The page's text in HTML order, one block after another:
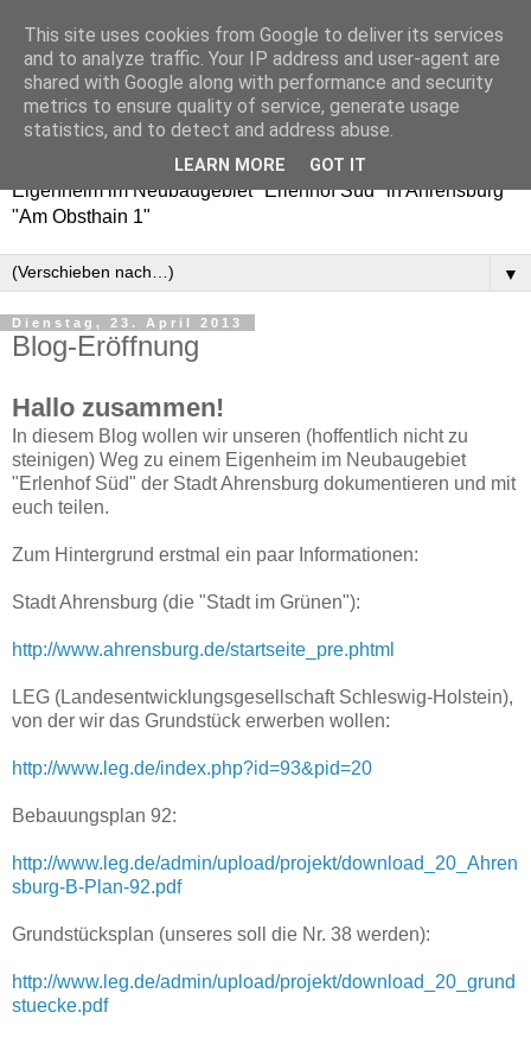
Erlenhof 38 - Auf nach
Ahrensburg!
Baublog / Bautagebuch über den Weg zu unserem
Eigenheim im Neubaugebiet "Erlenhof Süd" in Ahrensburg
"Am Obsthain 1"
▼
Dienstag, 23. April 2013
Blog-Eröffnung
Hallo zusammen!
In diesem Blog wollen wir unseren (hoffentlich nicht zu
steinigen) Weg zu einem Eigenheim im Neubaugebiet
"Erlenhof Süd" der Stadt Ahrensburg dokumentieren und mit
euch teilen.
Zum Hintergrund erstmal ein paar Informationen:
Stadt Ahrensburg (die "Stadt im Grünen"):
http://www.ahrensburg.de/startseite_pre.phtml
LEG (Landesentwicklungsgesellschaft Schleswig-Holstein),
von der wir das Grundstück erwerben wollen:
http://www.leg.de/index.php?id=93&pid=20
Bebauungsplan 92:
http://www.leg.de/admin/upload/projekt/download_20_Ahren
sburg-B-Plan-92.pdf
Grundstücksplan (unseres soll die Nr. 38 werden):
http://www.leg.de/admin/upload/projekt/download_20_grund
stuecke.pdf
This site uses cookies from Google to deliver its services
and to analyze traffic. Your IP address and user-agent are
shared with Google along with performance and security
metrics to ensure quality of service, generate usage
statistics, and to detect and address abuse.
LEARN MORE GOT IT